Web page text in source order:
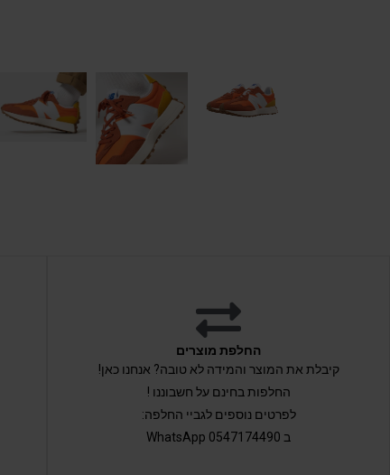
החלפת מוצרים
קיבלת את המוצר והמידה לא טובה? אנחנו כאן!
החלפות בחינם על חשבוננו !
לפרטים נוספים לגביי החלפה:
ב 0547174490 WhatsApp